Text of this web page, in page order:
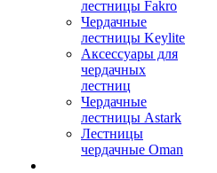
лестницы Fakro
Чердачные
лестницы Keylite
Аксессуары для
чердачных
лестниц
Чердачные
лестницы Astark
Лестницы
чердачные Oman